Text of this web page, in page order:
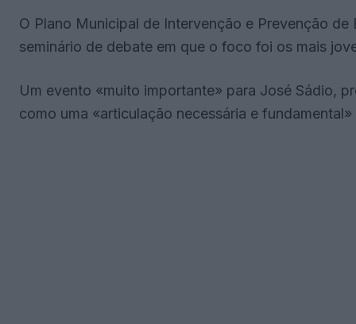
O Plano Municipal de Intervenção e Prevenção
seminário de debate em que o foco foi os mais
Um evento «muito importante» para José Sádio,
como uma «articulação necessária e